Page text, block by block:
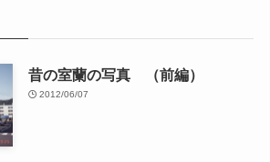
昔の室蘭の写真 （前編）
2012/06/07